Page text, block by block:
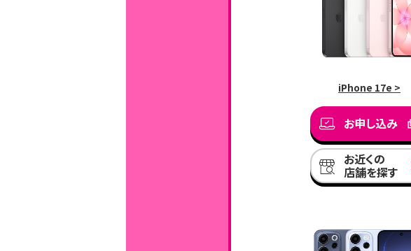
iPhone 17e >
お申し込み
お近くの
店舗を探す